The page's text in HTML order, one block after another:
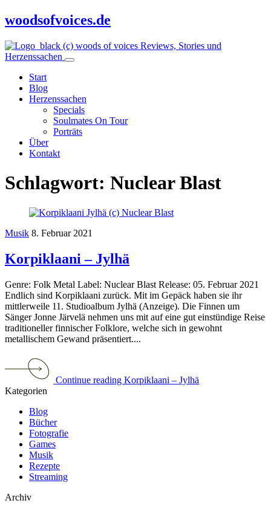
woodsofvoices.de
Reviews, Stories und
Herzenssachen
Start
Blog
Herzenssachen
Specials
Soulmates On Tour
Porträts
Über
Kontakt
Schlagwort: Nuclear Blast
Musik 8. Februar 2021
Korpiklaani – Jylhä
Genre: Folk Metal Label: Nuclear Blast Release: 05. Februar 2021
Endlich sind Korpiklaani zurück. Mit im Gepäck haben sie ihr
mittlerweile 11. Studioalbum Jylhä (Anzeige). Die Finnen um
Sänger Jonne Järvelä nehmen uns mit auf eine gut einstündige Reise
traditioneller finnischer Folklore, welche sich in gewohnt
metallischem Gewand präsentiert....
Continue reading Korpiklaani – Jylhä
Kategorien
Blog
Bücher
Fotografie
Games
Musik
Rezepte
Streaming
Archiv